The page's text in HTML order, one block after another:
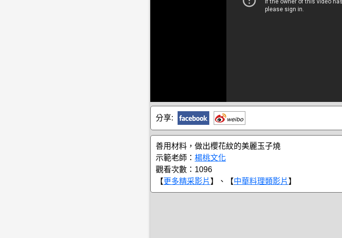
分享:
善用材料，做出櫻花紋的美麗玉子燒
示範老師： 楊桃文化
觀看次數：1096
【更多精采影片 】、【中華料理類影片 】